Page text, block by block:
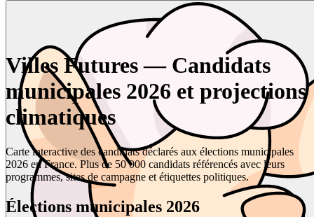
Villes Futures — Candidats
municipales 2026 et projections
climatiques
Carte interactive des candidats déclarés aux élections municipales
2026 en France. Plus de 50 000 candidats référencés avec leurs
programmes, sites de campagne et étiquettes politiques.
Élections municipales 2026